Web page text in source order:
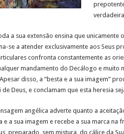
a sua extensão ensina que
se a atender exclusivamente aos Seus
confronta constantemente as
mandamento do Decálogo e muito
disso, a “besta e a sua imagem”
de Deus, e conclamam que esta heresia
angélica adverte quanto a
e a sua imagem e recebe a sua marca
preparado, sem mistura, do cálice da